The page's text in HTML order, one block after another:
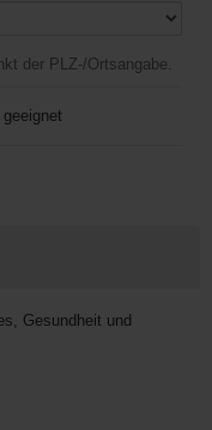
der PLZ-/Ortsangabe.
Gesundheit und